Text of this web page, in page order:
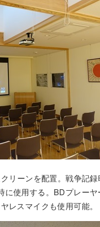
リーンを配置。戦争記録
に使用する。BDプレーヤ
レスマイクも使用可能。